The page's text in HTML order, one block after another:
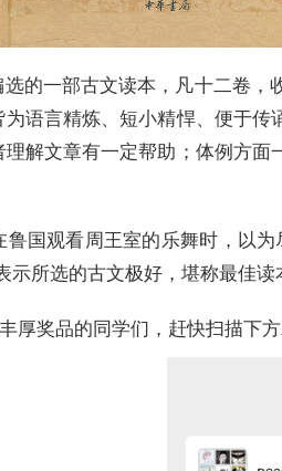
的一部古文读本，凡十二卷
语言精炼、短小精悍、便于
解文章有一定帮助；体例方
国观看周王室的乐舞时，以
所选的古文极好，堪称最佳读
厚奖品的同学们，赶快扫描下